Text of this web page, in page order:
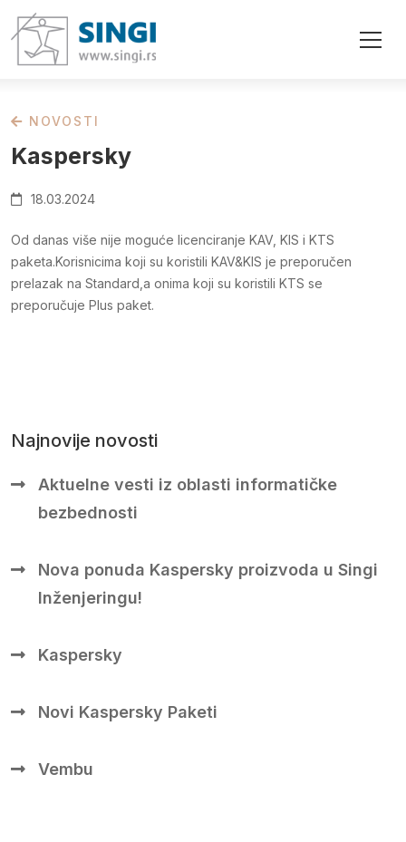
Najnovije novosti
Aktuelne vesti iz oblasti informatičke
bezbednosti
Nova ponuda Kaspersky proizvoda u Singi
Inženjeringu!
Kaspersky
Novi Kaspersky Paketi
Vembu
NOVOSTI
Kaspersky
18.03.2024
Od danas više nije moguće licenciranje KAV, KIS i KTS
paketa.Korisnicima koji su koristili KAV&KIS je preporučen
prelazak na Standard,a onima koji su koristili KTS se
preporučuje Plus paket.